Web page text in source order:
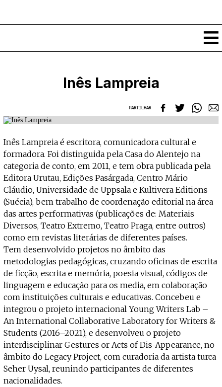
Ver todos
Agenda
Espetáculos
Exposições
Eventos
Por Localidade
Locais
Mapa
Submeter Eventos
Crítica
COFFEELABS
Workshops
Cursos Curtos
Formadores
Recursos
Links úteis
Publicações
Sobre
Projecto e Equipa
Estatuto Editorial
Ficha Técnica
Política de privacidade
Contactar
Política de privacidade - App
Coffeelabs Cursos curtos
— apoia o Coffeepaste e ajuda-nos a chegar mais longe. Mantém viva a cultura
Apoiar
Inês Lampreia
PARTILHAR
Inês Lampreia é escritora, comunicadora cultural e
formadora. Foi distinguida pela Casa do Alentejo na
categoria de conto, em 2011, e tem obra publicada pela
Editora Urutau, Edições Pasárgada, Centro Mário
Cláudio, Universidade de Uppsala e Kultivera Editions
(Suécia), bem trabalho de coordenação editorial na área
das artes performativas (publicações de: Materiais
Diversos, Teatro Extremo, Teatro Praga, entre outros)
como em revistas literárias de diferentes países.
Tem desenvolvido projetos no âmbito das
metodologias pedagógicas, cruzando oficinas de escrita
de ficção, escrita e memória, poesia visual, códigos de
linguagem e educação para os media, em colaboração
com instituições culturais e educativas. Concebeu e
integrou o projeto internacional Young Writers Lab –
An International Collaborative Laboratory for Writers &
Students (2016–2021), e desenvolveu o projeto
interdisciplinar Gestures or Acts of Dis-Appearance, no
âmbito do Legacy Project, com curadoria da artista turca
Seher Uysal, reunindo participantes de diferentes
nacionalidades.